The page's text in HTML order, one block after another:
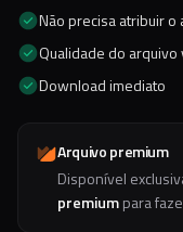
Não precisa atribuir o
Qualidade do arquivo
Download imediato
Arquivo premium
Disponível
premiumpara